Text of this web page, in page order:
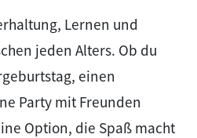
Lernen und
jeden Alters. Ob du
einen
Party mit Freunden
Option, die Spaß macht